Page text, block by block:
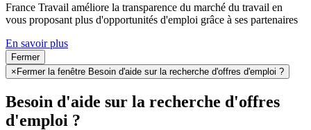
France Travail améliore la transparence du marché du travail en
vous proposant plus d'opportunités d'emploi grâce à ses partenaires
En savoir plus
Fermer
×Fermer la fenêtre Besoin d'aide sur la recherche d'offres d'emploi ?
Besoin d'aide sur la recherche d'offres
d'emploi ?